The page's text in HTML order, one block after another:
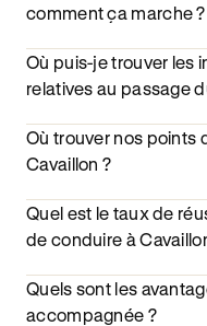
comment ça marche ?
Où puis-je trouver les
relatives au passage
Où trouver nos points
Cavaillon ?
Quel est le taux de
de conduire à
Quels sont les
accompagnée ?